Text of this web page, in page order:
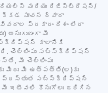
మరియు రిజిస్ట్రేషన్/
సూచన ద్వారా
వివరాల ప్రకారం దేశం లేదా
మీ
కాలానికి
చెల్లింపు సబ్‌స్క్రిప్షన్
మీ చెల్లింపు
మీరు మీ ఉత్పత్తి(ల)కు
ప్రస్తుత సబ్‌స్క్రిప్షన్
మీ ఇటీవలి కొనుగోలు జరిగిన